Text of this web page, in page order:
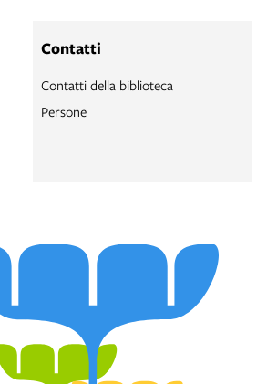
Contatti
Contatti della biblioteca
Persone